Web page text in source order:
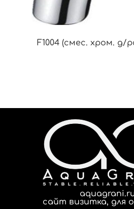
F1004 (смес. хром. д/
сайт визитка, для